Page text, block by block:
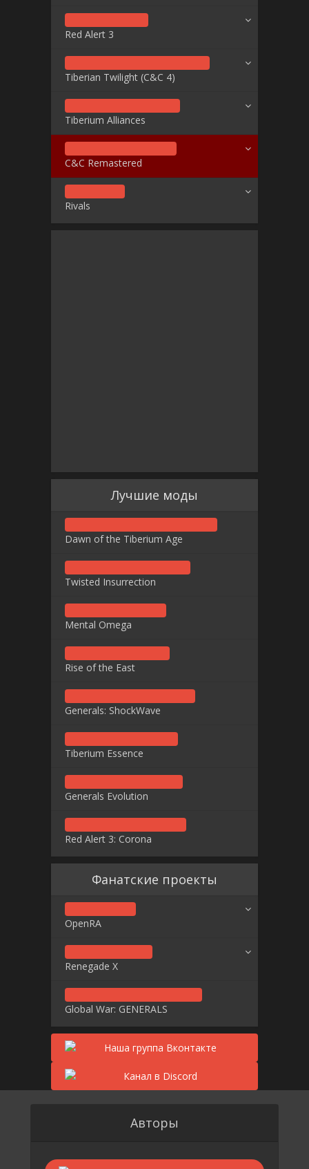
Red Alert 3
Tiberian Twilight (C&C 4)
Tiberium Alliances
C&C Remastered
Rivals
Лучшие моды
Dawn of the Tiberium Age
Twisted Insurrection
Mental Omega
Rise of the East
Generals: ShockWave
Tiberium Essence
Generals Evolution
Red Alert 3: Corona
Фанатские проекты
OpenRA
Renegade X
Global War: GENERALS
Авторы